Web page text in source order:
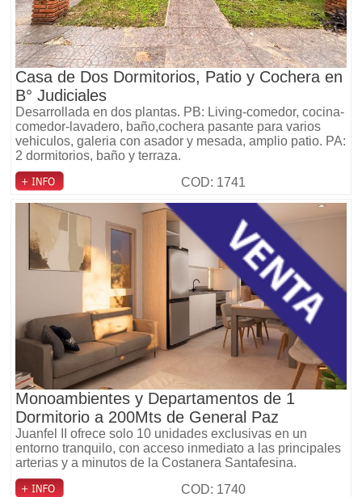
Casa de Dos Dormitorios, Patio y Cochera en
B° Judiciales
Desarrollada en dos plantas. PB: Living-comedor, cocina-
comedor-lavadero, baño,cochera pasante para varios
vehiculos, galeria con asador y mesada, amplio patio. PA:
2 dormitorios, baño y terraza.
COD: 1741
Monoambientes y Departamentos de 1
Dormitorio a 200Mts de General Paz
Juanfel II ofrece solo 10 unidades exclusivas en un
entorno tranquilo, con acceso inmediato a las principales
arterias y a minutos de la Costanera Santafesina.
COD: 1740